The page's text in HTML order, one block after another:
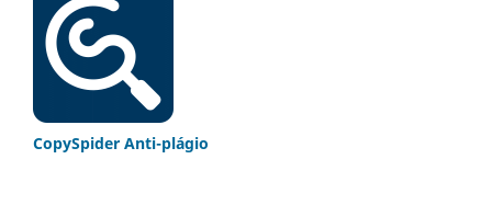
CopySpider Anti-plágio